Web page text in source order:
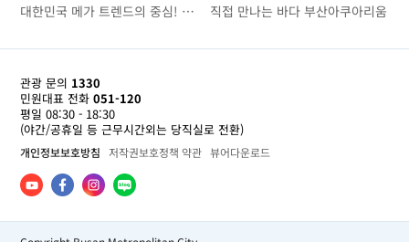
대한민국 메가 트렌드의 중심! 광안리 M 드론라이트쇼 직접 만나는 바다 부산아쿠아리움
관광 문의 1330
민원대표 전화 051-120
평일 08:30 - 18:30
(야간/공휴일 등 근무시간외는 당직실로 전환)
개인정보보호방침 저작권보호정책 약관 뷰어다운로드